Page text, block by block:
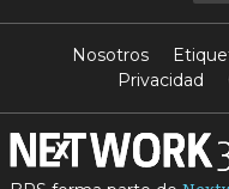
Nosotros
Privacidad